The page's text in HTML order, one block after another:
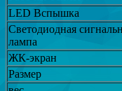
LED Вспышка
Светодиодная
лампа
ЖК-экран
Размер